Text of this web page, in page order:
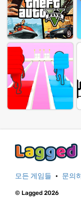
모든 게임들 · 문의
© Lagged 2026